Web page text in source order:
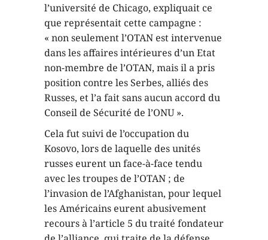
l’université de Chicago, expliquait ce
que représentait cette campagne :
« non seulement l’OTAN est intervenue
dans les affaires intérieures d’un Etat
non-membre de l’OTAN, mais il a pris
position contre les Serbes, alliés des
Russes, et l’a fait sans aucun accord du
Conseil de Sécurité de l’ONU ».
Cela fut suivi de l’occupation du
Kosovo, lors de laquelle des unités
russes eurent un face-à-face tendu
avec les troupes de l’OTAN ; de
l’invasion de l’Afghanistan, pour lequel
les Américains eurent abusivement
recours à l’article 5 du traité fondateur